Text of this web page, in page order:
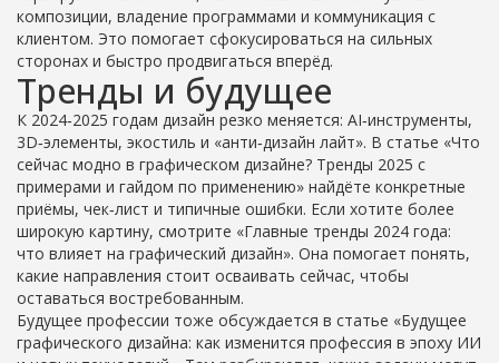
композиции, владение программами и коммуникация с
клиентом. Это помогает сфокусироваться на сильных
сторонах и быстро продвигаться вперёд.
Тренды и будущее
К 2024‑2025 годам дизайн резко меняется: AI‑инструменты,
3D‑элементы, экостиль и «анти‑дизайн лайт». В статье «Что
сейчас модно в графическом дизайне? Тренды 2025 с
примерами и гайдом по применению» найдёте конкретные
приёмы, чек‑лист и типичные ошибки. Если хотите более
широкую картину, смотрите «Главные тренды 2024 года:
что влияет на графический дизайн». Она помогает понять,
какие направления стоит осваивать сейчас, чтобы
оставаться востребованным.
Будущее профессии тоже обсуждается в статье «Будущее
графического дизайна: как изменится профессия в эпоху ИИ